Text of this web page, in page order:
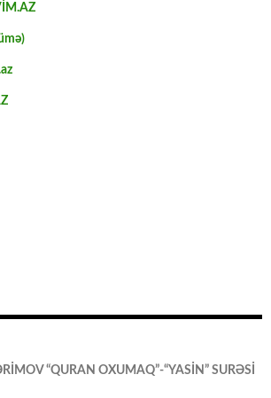
“QURAN OXUMAQ”-“YASİN” SURƏSİ